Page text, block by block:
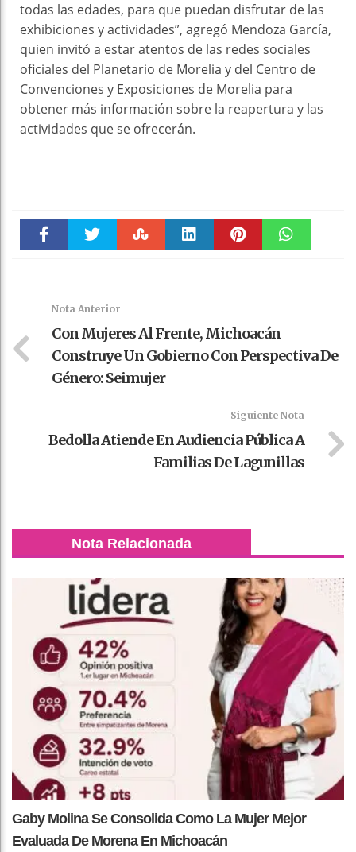
todas las edades, para que puedan disfrutar de las
exhibiciones y actividades”, agregó Mendoza García,
quien invitó a estar atentos de las redes sociales
oficiales del Planetario de Morelia y del Centro de
Convenciones y Exposiciones de Morelia para
obtener más información sobre la reapertura y las
actividades que se ofrecerán.
Nota Anterior
Con Mujeres Al Frente, Michoacán
Construye Un Gobierno Con Perspectiva De
Género: Seimujer
Siguiente Nota
Bedolla Atiende En Audiencia Pública A
Familias De Lagunillas
Nota Relacionada
Gaby Molina Se Consolida Como La Mujer Mejor
Evaluada De Morena En Michoacán